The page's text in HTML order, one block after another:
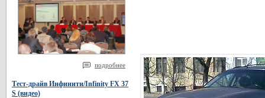
подробнее
Тест-драйв Инфинити/Infinity FX 37
S (видео)